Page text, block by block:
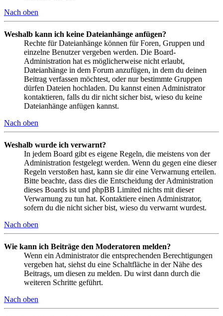
Nach oben
Weshalb kann ich keine Dateianhänge anfügen?
Rechte für Dateianhänge können für Foren, Gruppen und
einzelne Benutzer vergeben werden. Die Board-
Administration hat es möglicherweise nicht erlaubt,
Dateianhänge in dem Forum anzufügen, in dem du deinen
Beitrag verfassen möchtest, oder nur bestimmte Gruppen
dürfen Dateien hochladen. Du kannst einen Administrator
kontaktieren, falls du dir nicht sicher bist, wieso du keine
Dateianhänge anfügen kannst.
Nach oben
Weshalb wurde ich verwarnt?
In jedem Board gibt es eigene Regeln, die meistens von der
Administration festgelegt werden. Wenn du gegen eine dieser
Regeln verstoßen hast, kann sie dir eine Verwarnung erteilen.
Bitte beachte, dass dies die Entscheidung der Administration
dieses Boards ist und phpBB Limited nichts mit dieser
Verwarnung zu tun hat. Kontaktiere einen Administrator,
sofern du die nicht sicher bist, wieso du verwarnt wurdest.
Nach oben
Wie kann ich Beiträge den Moderatoren melden?
Wenn ein Administrator die entsprechenden Berechtigungen
vergeben hat, siehst du eine Schaltfläche in der Nähe des
Beitrags, um diesen zu melden. Du wirst dann durch die
weiteren Schritte geführt.
Nach oben